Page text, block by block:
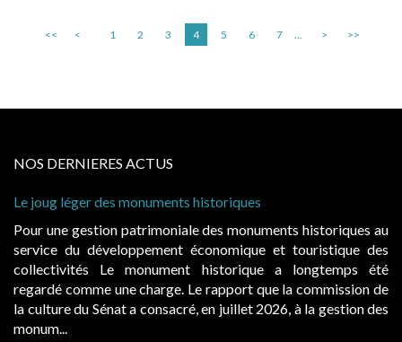
<< < 1 2 3 4 5 6 7 ... > >>
NOS DERNIERES ACTUS
historiques
des monuments historiques au
et touristique des
historique a longtemps été
rapport que la commission de
en juillet 2026, à la gestion des
Cabines de plage : le juge
Evocatrices des bains de
également un beau sujet
public, elles donnent lieu au
d’occupation. Saisies par des